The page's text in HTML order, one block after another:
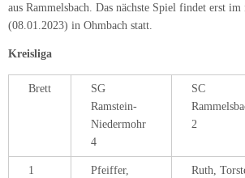
aus Rammelsbach. Das nächste Spiel findet erst im
(08.01.2023) in Ohmbach statt.
Kreisliga
Brett
SG
Ramstein-
Niedermohr
4
SC
2
1
Pfeiffer,
Ruth,